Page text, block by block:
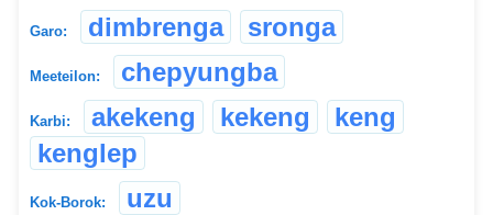
Garo: dimbrenga sronga
Meeteilon: chepyungba
Karbi: akekeng kekeng
keng
kenglep
Kok-Borok: uzu